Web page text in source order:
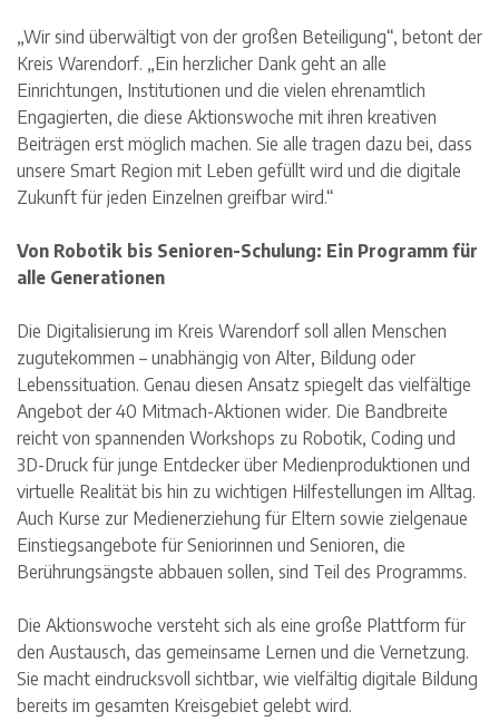
„Wir sind überwältigt von der großen Beteiligung“, betont der
Kreis Warendorf. „Ein herzlicher Dank geht an alle
Einrichtungen, Institutionen und die vielen ehrenamtlich
Engagierten, die diese Aktionswoche mit ihren kreativen
Beiträgen erst möglich machen. Sie alle tragen dazu bei, dass
unsere Smart Region mit Leben gefüllt wird und die digitale
Zukunft für jeden Einzelnen greifbar wird.“
Von Robotik bis Senioren-Schulung: Ein Programm für
alle Generationen
Die Digitalisierung im Kreis Warendorf soll allen Menschen
zugutekommen – unabhängig von Alter, Bildung oder
Lebenssituation. Genau diesen Ansatz spiegelt das vielfältige
Angebot der 40 Mitmach-Aktionen wider. Die Bandbreite
reicht von spannenden Workshops zu Robotik, Coding und
3D-Druck für junge Entdecker über Medienproduktionen und
virtuelle Realität bis hin zu wichtigen Hilfestellungen im Alltag.
Auch Kurse zur Medienerziehung für Eltern sowie zielgenaue
Einstiegsangebote für Seniorinnen und Senioren, die
Berührungsängste abbauen sollen, sind Teil des Programms.
Die Aktionswoche versteht sich als eine große Plattform für
den Austausch, das gemeinsame Lernen und die Vernetzung.
Sie macht eindrucksvoll sichtbar, wie vielfältig digitale Bildung
bereits im gesamten Kreisgebiet gelebt wird.